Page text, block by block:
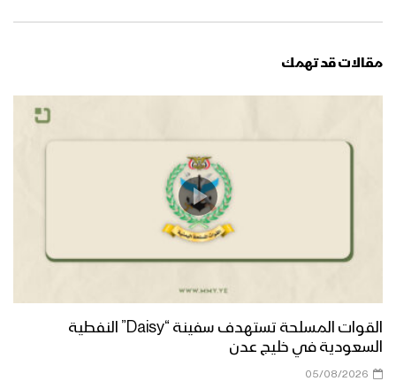
مقالات قد تهمك
القوات المسلحة تستهدف سفينة “Daisy” النفطية
السعودية في خليج عدن
05/08/2026